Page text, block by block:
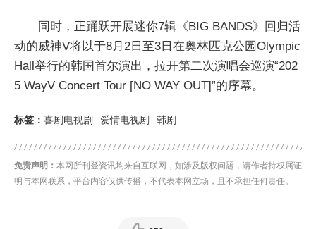
同时，正踊跃开展迷你7辑《BIG BANDS》回归活
动的威神V将以于8月2日至3日在奥林匹克公园Olympic
Hall举行的韩国首尔演出，拉开第二次演唱会巡演“202
5 WayV Concert Tour [NO WAY OUT]”的序幕。
标签： 喜剧电视剧 爱情电视剧 韩剧
免责声明： 本网所刊登资讯均来自互联网，如涉及版权问题，请作者持权属证
明与本网联系，平台内容仅供传播，不代表本网立场，且不承担任何责任。